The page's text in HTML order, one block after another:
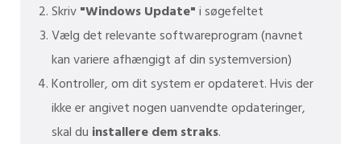
Skriv"Windows Update"i søgefeltet
Vælg det relevante softwareprogram (navnet
kan variere afhængigt af din systemversion)
Kontroller, om dit system er opdateret. Hvis der
ikke er angivet nogen uanvendte opdateringer,
skal du installere dem straks.